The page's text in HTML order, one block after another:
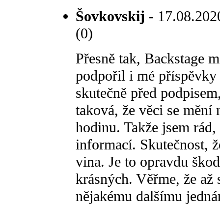
Šovkovskij -
(0)
Přesně tak, Backstage
podpořil i mé
skutečně před
taková, že věci se mění
hodinu. Takže jsem
informací. Skutečnost,
vina. Je to opravdu
krásných. Věřme, že
nějakému dalšímu